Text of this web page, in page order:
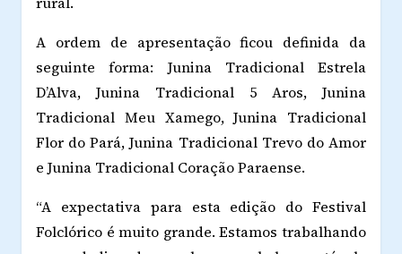
A ordem de apresentação ficou definida da
seguinte forma: Junina Tradicional Estrela
D’Alva, Junina Tradicional 5 Aros, Junina
Tradicional Meu Xamego, Junina Tradicional
Flor do Pará, Junina Tradicional Trevo do Amor
e Junina Tradicional Coração Paraense.
“A expectativa para esta edição do Festival
Folclórico é muito grande. Estamos trabalhando